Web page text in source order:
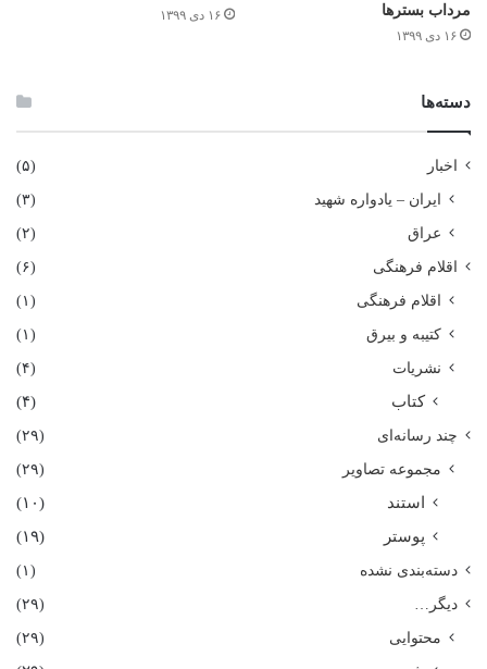
مرداب بسترها
۱۶ دی ۱۳۹۹
۱۶ دی ۱۳۹۹
دسته‌ها
اخبار (۵)
ایران – یادواره شهید
(۳)
عراق
(۲)
اقلام فرهنگی (۶)
اقلام فرهنگی
(۱)
کتیبه و بیرق
(۱)
نشریات
(۴)
کتاب
(۴)
چند رسانه‌ای (۲۹)
مجموعه تصاویر
(۲۹)
استند
(۱۰)
پوستر
(۱۹)
دسته‌بندی نشده (۱)
دیگر… (۲۹)
محتوایی
(۲۹)